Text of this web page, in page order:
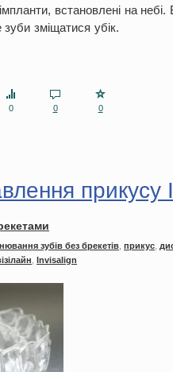
встановлені на
зміщатися убік.
0
0 0
прикусу
зубів без брекетів прикус
Invisalign